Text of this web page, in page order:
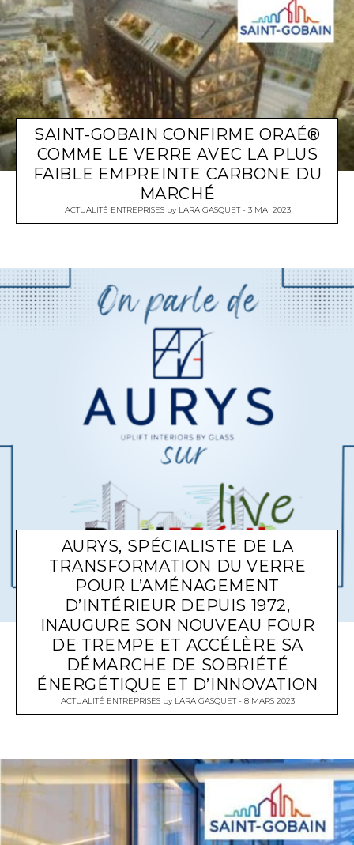
SAINT-GOBAIN CONFIRME ORAÉ®
COMME LE VERRE AVEC LA PLUS
FAIBLE EMPREINTE CARBONE DU
MARCHÉ
ACTUALITÉ ENTREPRISESby LARA GASQUET 3 MAI 2023
AURYS, SPÉCIALISTE DE LA
TRANSFORMATION DU VERRE
POUR L’AMÉNAGEMENT
D’INTÉRIEUR DEPUIS 1972,
INAUGURE SON NOUVEAU FOUR
DE TREMPE ET ACCÉLÈRE SA
DÉMARCHE DE SOBRIÉTÉ
ÉNERGÉTIQUE ET D’INNOVATION
ACTUALITÉ ENTREPRISESby LARA GASQUET 8 MARS 2023